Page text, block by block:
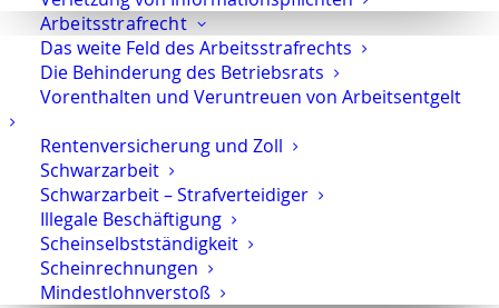
Arbeitsstrafrecht
Das weite Feld des Arbeitsstrafrechts
Die Behinderung des Betriebsrats
Vorenthalten und Veruntreuen von Arbeitsentgelt
Rentenversicherung und Zoll
Schwarzarbeit
Schwarzarbeit – Strafverteidiger
Illegale Beschäftigung
Scheinselbstständigkeit
Scheinrechnungen
Mindestlohnverstoß
Strafverteidiger-Notruf (z. B. bei
Festnahme oder
Hausdurchsuchungen):0171 65 43
669
Sie erreichen die Anwaltskanzlei an den
Wochentagen über das Sekretariat.
Die Sekretärinnen sind zur Verschwiegenheit
verpflichtet. Erforderliche Erstinformationen
können Sie ihnen anvertrauen.